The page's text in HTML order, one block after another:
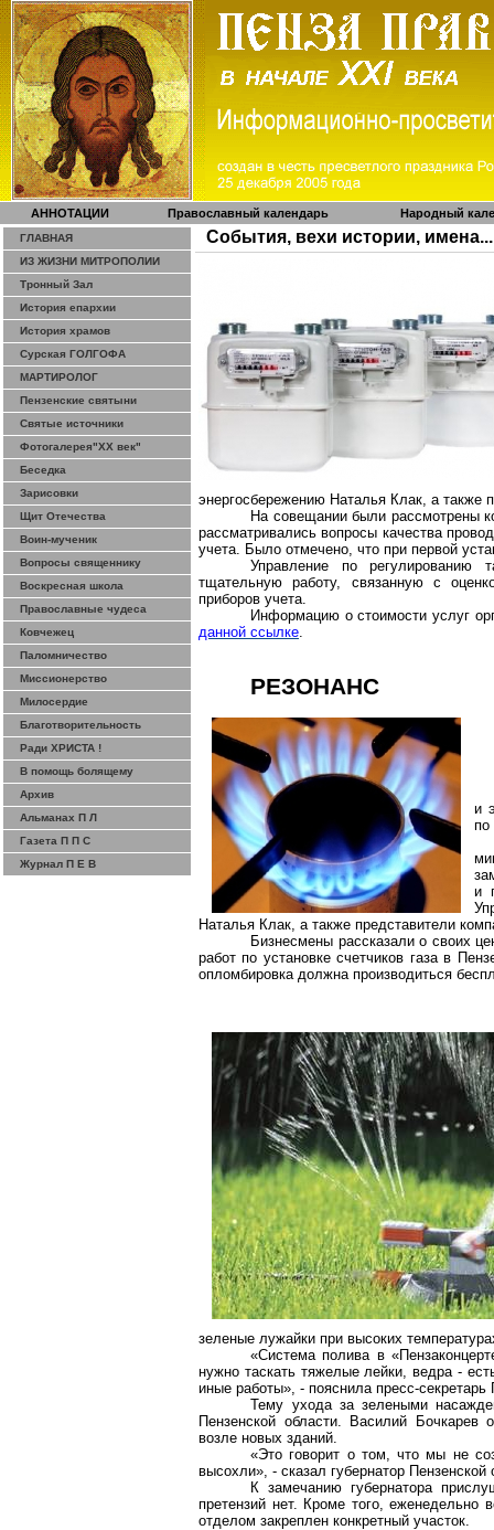
АННОТАЦИИ Православный календарь Народный
ГЛАВНАЯ
ИЗ ЖИЗНИ МИТРОПОЛИИ
Тронный Зал
История епархии
История храмов
Сурская ГОЛГОФА
МАРТИРОЛОГ
Пензенские святыни
Святые источники
Фотогалерея"ХХ век"
Беседка
Зарисовки
Щит Отечества
Воин-мученик
Вопросы священнику
Воскресная школа
Православные чудеса
Ковчежец
Паломничество
Миссионерство
Милосердие
Благотворительность
Ради ХРИСТА !
В помощь болящему
Архив
Альманах П Л
Газета П П С
Журнал П Е В
События, вехи истории, имена...
энергосбережению Наталья Клак, а также
На совещании были рассмотрены
рассматривались вопросы качества
учета. Было отмечено, что при первой
Управление по регулированию
тщательную работу, связанную с
приборов учета.
Информацию о стоимости услуг
данной ссылке.
РЕЗОНАНС
и
по
и
Наталья Клак, а также представители
Бизнесмены рассказали о своих
работ по установке счетчиков газа в
опломбировка должна производиться
зеленые лужайки при высоких
«Система полива в «
нужно таскать тяжелые лейки, ведра -
иные работы», - пояснила пресс-секретарь
Тему ухода за зелеными
Пензенской области. Василий Бочкарев
возле новых зданий.
«Это говорит о том, что мы не
высохли», - сказал губернатор
К замечанию губернатора
претензий нет. Кроме того,
отделом закреплен конкретный участок.